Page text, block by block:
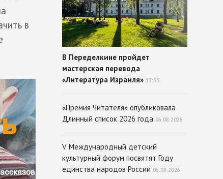
в
В Переделкине пройдет
мастерская перевода
«Литература Израиля» 13:35
«Премия Читателя» опубликовала
Длинный список 2026 года 06.08.2026
V Международный детский
культурный форум посвятят Году
единства народов России 06.08.2026